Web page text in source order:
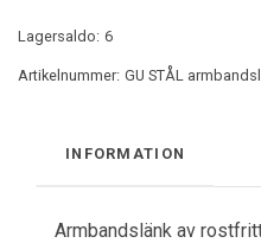
Lagersaldo: 6
Artikelnummer: GU STÅL
INFORMATION
Armbandslänk av